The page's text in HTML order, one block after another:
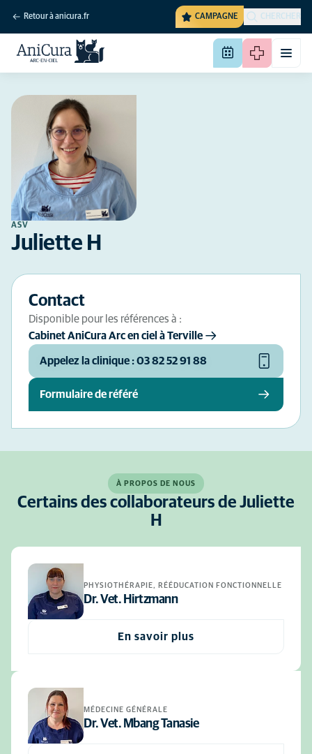
Retour à anicura.fr CAMPAGNE CHERCHER
ASV
Juliette H
Contact
Disponible pour les références à :
Cabinet AniCura Arc en ciel à Terville
Appelez la clinique : 03 82 52 91 88
Formulaire de référé
À PROPOS DE NOUS
Certains des collaborateurs de Juliette
H
PHYSIOTHÉRAPIE, RÉÉDUCATION FONCTIONNELLE
Dr. Vet. Hirtzmann
En savoir plus
MÉDECINE GÉNÉRALE
Dr. Vet. Mbang Tanasie